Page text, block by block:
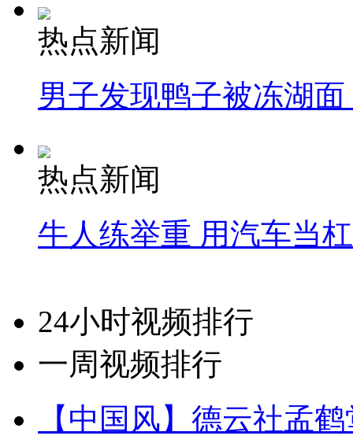
热点新闻
男子发现鸭子被冻湖
热点新闻
牛人练举重 用汽车当
24小时视频排行
一周视频排行
【中国风】德云社孟